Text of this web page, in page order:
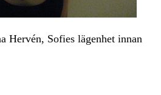
Hervén, Sofies lägenhet innan